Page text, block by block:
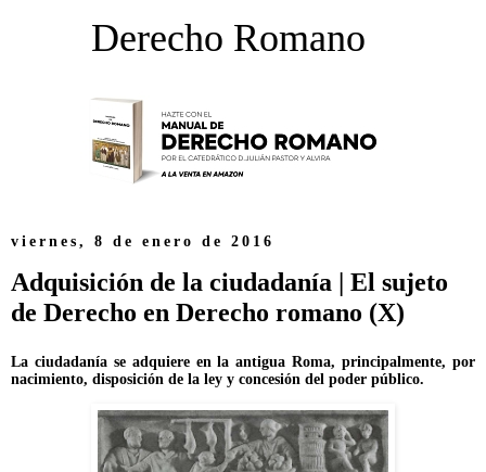
Derecho Romano
viernes, 8 de enero de 2016
Adquisición de la ciudadanía | El sujeto
de Derecho en Derecho romano (X)
La ciudadanía se adquiere en la antigua Roma, principalmente, por
nacimiento, disposición de la ley y concesión del poder público.